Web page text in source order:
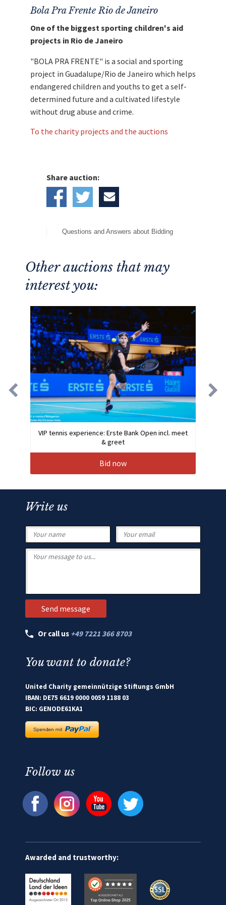
Bola Pra Frente Rio de Janeiro
One of the biggest sporting children's aid
projects in Rio de Janeiro
"BOLA PRA FRENTE" is a social and sporting
project in Guadalupe/Rio de Janeiro which helps
endangered children and youths to get a self-
determined future and a cultivated lifestyle
without drug abuse and crime.
To the charity projects and the auctions
Share auction:
Questions and Answers about Bidding
Other auctions that may
interest you:
VIP tennis experience: Erste Bank Open incl. meet
& greet
Bid now
Write us
Or call us +49 7221 366 8703
You want to donate?
United Charity gemeinnützige Stiftungs GmbH
IBAN: DE75 6619 0000 0059 1188 03
BIC: GENODE61KA1
Follow us
Awarded and trustworthy: